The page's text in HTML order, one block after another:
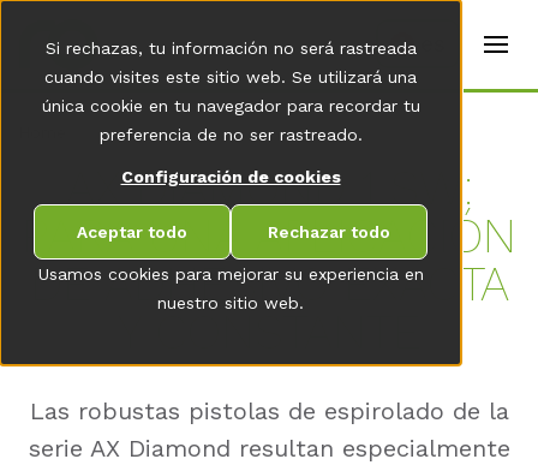
Usamos cookies para mejorar su experiencia en
nuestro sitio web.
Si rechazas, tu información no será rastreada
cuando visites este sitio web. Se utilizará una
única cookie en tu navegador para recordar tu
preferencia de no ser rastreado.
Configuración de cookies
Aceptar todo Rechazar todo
t
r
s
E
n
s
)
AX DIA­MOND 1 SW:
PARA UNA AP­LI­CA­CIÓN
DE AD­HE­SI­VO EX­AC­TA
Las robustas pistolas de espirolado de la
serie AX Diamond resultan especialmente